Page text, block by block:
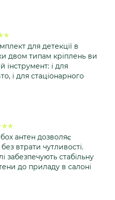
для детекції в
двом типам кріплень ви
інструмент: і для
і для стаціонарного
антен дозволяє
втрати чутливості.
забезпечують стабільну
до приладу в салоні